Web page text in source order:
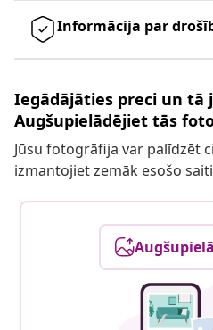
Informācija par
Iegādājāties preci un tā
Augšupielādējiet tās
Jūsu fotogrāfija var palīdzēt
izmantojiet zemāk esošo